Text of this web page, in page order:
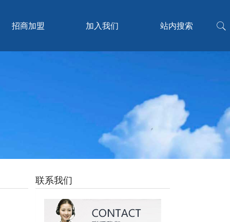
招商加盟 加入我们 站内搜索
联系我们